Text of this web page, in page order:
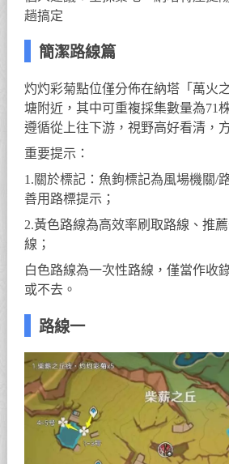
趟搞定
簡潔路線篇
灼灼彩菊點位僅分佈在納塔「萬火
塘附近，其中可重複採集數量為71
遵循從上往下游，視野高好看清，
重要提示：
1.關於標記：魚鉤標記為風場機關/
善用路標提示；
2.黃色路線為高效率刷取路線、推
線；
白色路線為一次性路線，僅當作收
或不去。
路線一